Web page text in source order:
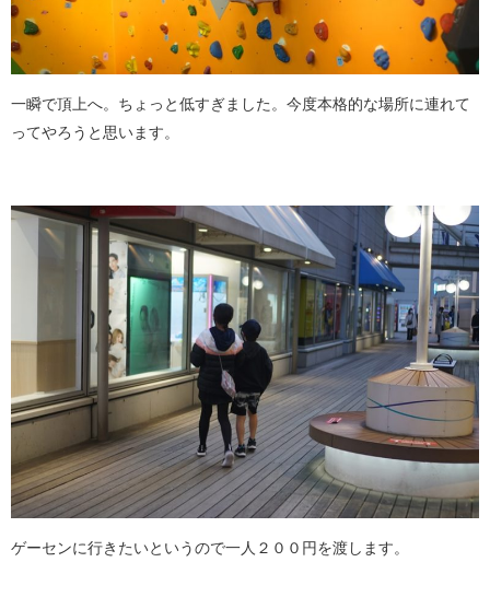
一瞬で頂上へ。ちょっと低すぎました。今度本格的な場所に連れて
ってやろうと思います。
ゲーセンに行きたいというので一人２００円を渡します。